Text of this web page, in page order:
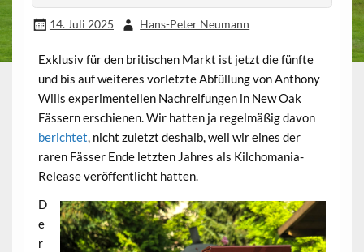
14. Juli 2025 Hans-Peter Neumann
Exklusiv für den britischen Markt ist jetzt die fünfte
und bis auf weiteres vorletzte Abfüllung von Anthony
Wills experimentellen Nachreifungen in New Oak
Fässern erschienen. Wir hatten ja regelmäßig davon
berichtet, nicht zuletzt deshalb, weil wir eines der
raren Fässer Ende letzten Jahres als Kilchomania-
Release veröffentlicht hatten.
D
e
r